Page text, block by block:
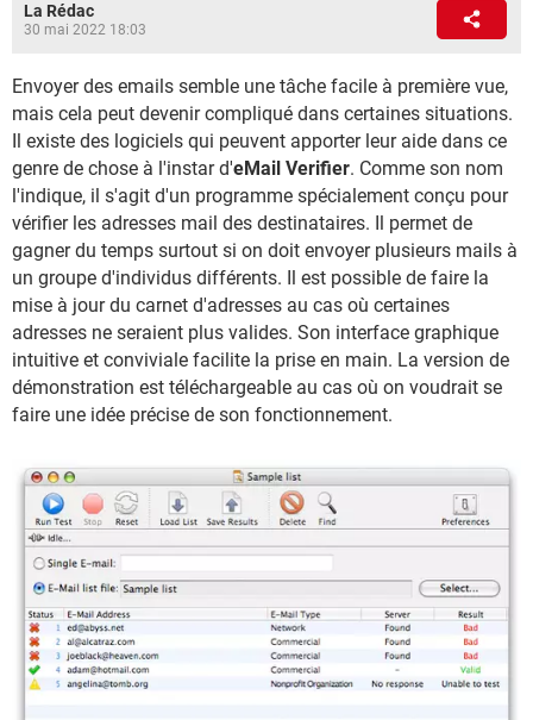
La Rédac
30 mai 2022 18:03
Envoyer des emails semble une tâche facile à première vue,
mais cela peut devenir compliqué dans certaines situations.
Il existe des logiciels qui peuvent apporter leur aide dans ce
genre de chose à l'instar d'eMail Verifier. Comme son nom
l'indique, il s'agit d'un programme spécialement conçu pour
vérifier les adresses mail des destinataires. Il permet de
gagner du temps surtout si on doit envoyer plusieurs mails à
un groupe d'individus différents. Il est possible de faire la
mise à jour du carnet d'adresses au cas où certaines
adresses ne seraient plus valides. Son interface graphique
intuitive et conviviale facilite la prise en main. La version de
démonstration est téléchargeable au cas où on voudrait se
faire une idée précise de son fonctionnement.